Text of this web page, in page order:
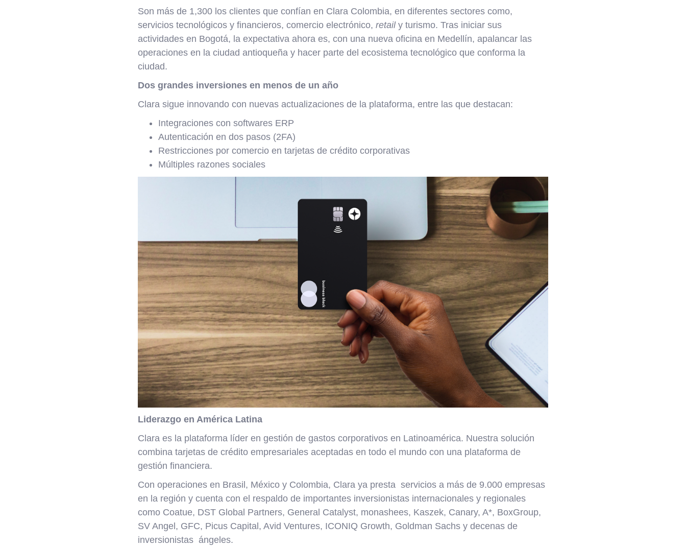
Son más de 1,300 los clientes que confían en Clara Colombia, en diferentes sectores como,
servicios tecnológicos y financieros, comercio electrónico, retaily turismo. Tras iniciar sus
actividades en Bogotá, la expectativa ahora es, con una nueva oficina en Medellín, apalancar las
operaciones en la ciudad antioqueña y hacer parte del ecosistema tecnológico que conforma la
ciudad.
Dos grandes inversiones en menos de un año
Clara sigue innovando con nuevas actualizaciones de la plataforma, entre las que destacan:
Integraciones con softwares ERP
Autenticación en dos pasos (2FA)
Restricciones por comercio en tarjetas de crédito corporativas
Múltiples razones sociales
Liderazgo en América Latina
Clara es la plataforma líder en gestión de gastos corporativos en Latinoamérica. Nuestra solución
combina tarjetas de crédito empresariales aceptadas en todo el mundo con una plataforma de
gestión financiera.
Con operaciones en Brasil, México y Colombia, Clara ya presta servicios a más de 9.000 empresas
en la región y cuenta con el respaldo de importantes inversionistas internacionales y regionales
como Coatue, DST Global Partners, General Catalyst, monashees, Kaszek, Canary, A*, BoxGroup,
SV Angel, GFC, Picus Capital, Avid Ventures, ICONIQ Growth, Goldman Sachs y decenas de
inversionistas ángeles.